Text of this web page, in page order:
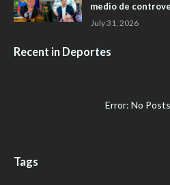
medio de
July 31, 2026
Recent in Deportes
Error: No
Tags